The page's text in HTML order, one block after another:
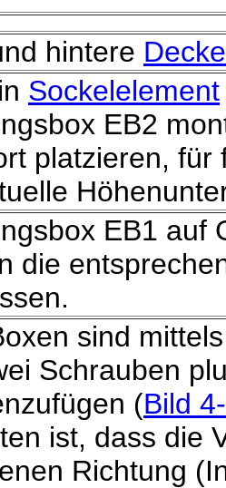
hintere
Sockelelement
EB2
platzieren,
EB1 auf
die
sind
Schrauben
(Bild
ist, dass die
Richtung